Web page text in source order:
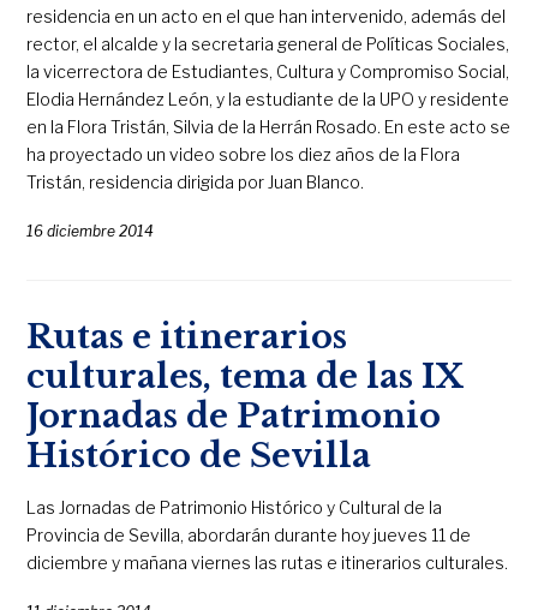
residencia en un acto en el que han intervenido, además del
rector, el alcalde y la secretaria general de Políticas Sociales,
la vicerrectora de Estudiantes, Cultura y Compromiso Social,
Elodia Hernández León, y la estudiante de la UPO y residente
en la Flora Tristán, Silvia de la Herrán Rosado. En este acto se
ha proyectado un video sobre los diez años de la Flora
Tristán, residencia dirigida por Juan Blanco.
16 diciembre 2014
Rutas e itinerarios
culturales, tema de las IX
Jornadas de Patrimonio
Histórico de Sevilla
Las Jornadas de Patrimonio Histórico y Cultural de la
Provincia de Sevilla, abordarán durante hoy jueves 11 de
diciembre y mañana viernes las rutas e itinerarios culturales.